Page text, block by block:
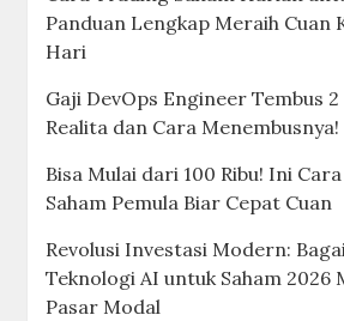
Panduan Lengkap Meraih Cuan
Hari
Gaji DevOps Engineer Tembus
Realita dan Cara Menembusnya!
Bisa Mulai dari 100 Ribu! Ini
Saham Pemula Biar Cepat Cuan
Revolusi Investasi Modern:
Teknologi AI untuk Saham 2026
Pasar Modal